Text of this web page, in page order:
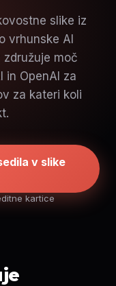
slike iz
vrhunske AI
moč
in OpenAI za
za kateri koli
v slike
kartice